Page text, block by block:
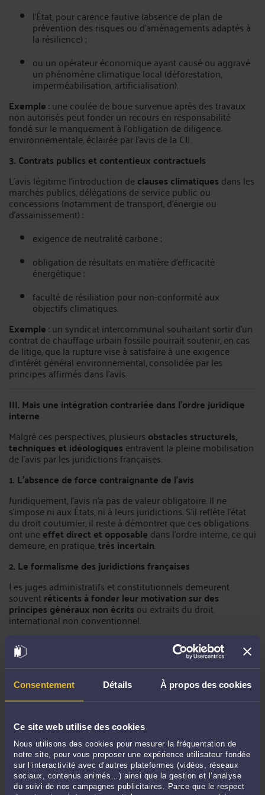
Consentement Détails À propos des cookies
Ce site web utilise des cookies
Nous utilisons des cookies pour mesurer la fréquentation de
notre site, pour vous proposer une expérience utilisateur fondée
sur l’interactivité avec d’autres plateformes (vidéos, réseaux
sociaux, contenus animés…) ainsi que la gestion et l’analyse
du suivi de nos campagnes publicitaires. Parce que le respect
l’État, pour carence fautive (absence de plan de
prévention des risques ou d’aménagements adaptés à
la résilience) ;
ou un opérateur économique ayant causé ou aggravé
un phénomène climatique local (déforestation,
imperméabilisation, artificialisation).
Exemple: une coulée de boue survenue après des travaux
non autorisés peut fonder un recours en responsabilité
fondé sur le manquement à l’obligation de diligence
environnementale, éclairée par l’avis de la CIJ.
3. Contrats publics et contentieux contractuels
L’avis légitime l’introduction declauses climatiques dans les
marchés publics, délégations de service public ou
concessions (notamment de transport, d’énergie ou
d’assainissement) :
exigence de neutralité carbone ;
obligation de résultats en matière d’efficacité
énergétique ;
faculté de résiliation pour non-conformité aux
objectifs climatiques.
Exemple: un syndicat intercommunal souhaitant sortir d’un
contrat de chauffage urbain fossile pourrait soutenir, en cas
de litige, que la rupture vise à satisfaire à une exigence
d’intérêt général environnemental, consolidée par les
principes affirmés dans l’avis.
III. Mais une intégration contrariée dans l’ordre juridique
interne
Malgré ces perspectives, plusieurs obstacles structurels,
techniques et idéologiques entravent la pleine mobilisation
de l’avis par les juridictions françaises.
1. L’absence de force contraignante de l’avis
Juridiquement, l’avis n’a pas de valeur obligatoire. Il ne
s’impose ni aux États, ni à leurs juridictions. S’il reflète l’état
du droit coutumier, il reste à démontrer que ces obligations
ont uneeffet direct et opposable dans l’ordre interne, ce qui
demeure, en pratique,très incertain.
2. Le formalisme des juridictions françaises
Les juges administratifs et constitutionnels demeurent
souventréticents à fonder leur motivation sur des
principes généraux non écrits ou extraits du droit
international non conventionnel.
Le Conseil d’État accepte d’intégrer des objectifs
climatiques dans sa jurisprudence (Grande-Synthe
2021), mais de manièreencore marginaleet très
Le Conseil constitutionnel, dans ses décisions QPC, fait
international non ratifié ou du droit souple
3. La difficulté de démontrer un lien de causalité
L’avis de la CIJ rappelle que la responsabilité suppose un
direct et certainentre l’omission reprochée et le dommage
climatique subi.